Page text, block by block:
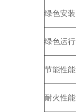
绿色安装
绿色运行
节能性能
耐火性能